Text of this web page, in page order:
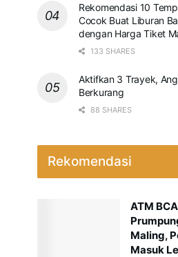
Rekomendasi 10
Cocok Buat Liburan
dengan Harga Tiket
133 SHARES
Aktifkan 3 Trayek,
Berkurang
88 SHARES
Rekomendasi
ATM
Maling,
Masuk